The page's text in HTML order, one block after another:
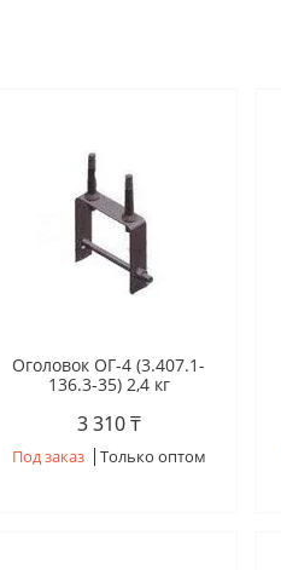
Оголовок ОГ-4 (3.407.1-
136.3-35) 2,4 кг
3 310 ₸
Под заказ Только оптом